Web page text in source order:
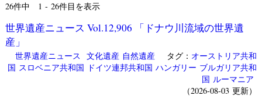
26件中 1 - 26件目を表示
世界遺産ニュース Vol.12,906 「ドナウ川流域の世界遺
産」
世界遺産ニュース 文化遺産 自然遺産タグ： オーストリア共和
国 スロベニア共和国 ドイツ連邦共和国 ハンガリー ブルガリア共和
国 ルーマニア
（2026-08-03 更新）